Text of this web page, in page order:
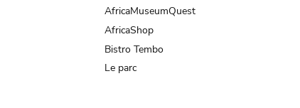
AfricaMuseumQuest
AfricaShop
Bistro Tembo
Le parc